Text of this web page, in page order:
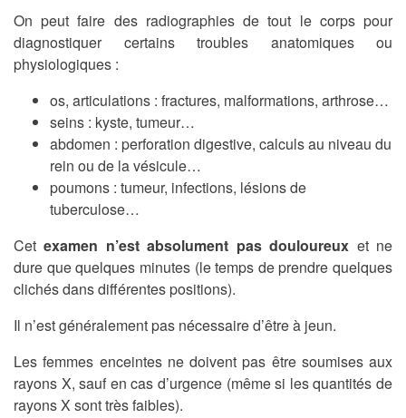
On peut faire des radiographies de tout le corps pour
diagnostiquer certains troubles anatomiques ou
physiologiques :
os, articulations : fractures, malformations, arthrose…
seins : kyste, tumeur…
abdomen : perforation digestive, calculs au niveau du
rein ou de la vésicule…
poumons : tumeur, infections, lésions de
tuberculose…
Cetexamen n’est absolument pas douloureux et ne
dure que quelques minutes (le temps de prendre quelques
clichés dans différentes positions).
Il n’est généralement pas nécessaire d’être à jeun.
Les femmes enceintes ne doivent pas être soumises aux
rayons X, sauf en cas d’urgence (même si les quantités de
rayons X sont très faibles).